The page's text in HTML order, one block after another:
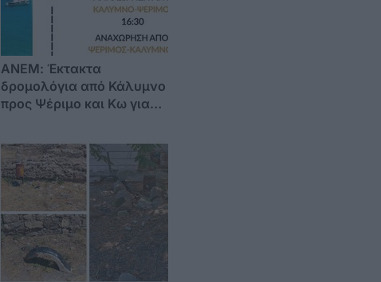
ΑΝΕΜ: Έκτακτα
δρομολόγια από Κάλυμνο
προς Ψέριμο και Κω για